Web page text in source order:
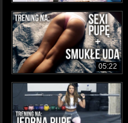
05:22